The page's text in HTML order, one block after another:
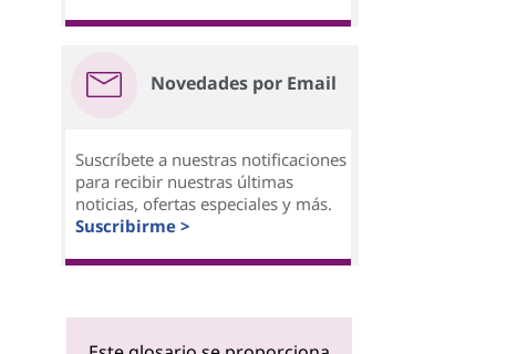
Novedades por Email
Suscríbete a nuestras notificaciones
para recibir nuestras últimas
noticias, ofertas especiales y más.
Suscribirme >